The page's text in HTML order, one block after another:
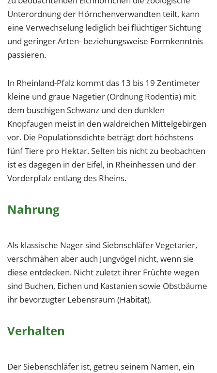
Unterordnung der Hörnchenverwandten teilt, kann
eine Verwechselung lediglich bei flüchtiger Sichtung
und geringer Arten- beziehungsweise Formkenntnis
passieren.
In Rheinland-Pfalz kommt das 13 bis 19 Zentimeter
kleine und graue Nagetier (Ordnung Rodentia) mit
dem buschigen Schwanz und den dunklen
Knopfaugen meist in den waldreichen Mittelgebirgen
vor. Die Populationsdichte beträgt dort höchstens
fünf Tiere pro Hektar. Selten bis nicht zu beobachten
ist es dagegen in der Eifel, in Rheinhessen und der
Vorderpfalz entlang des Rheins.
Nahrung
Als klassische Nager sind Siebnschläfer Vegetarier,
verschmähen aber auch Jungvögel nicht, wenn sie
diese entdecken. Nicht zuletzt ihrer Früchte wegen
sind Buchen, Eichen und Kastanien sowie Obstbäume
ihr bevorzugter Lebensraum (Habitat).
Verhalten
Der Siebenschläfer ist, getreu seinem Namen, ein